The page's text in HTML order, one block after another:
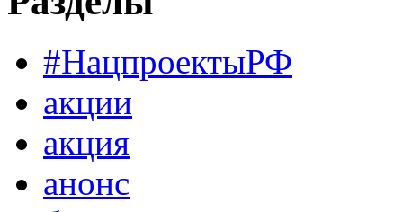
#НацпроектыРФ
акции
акция
анонс